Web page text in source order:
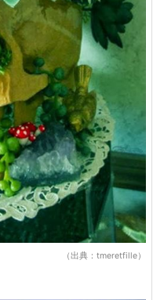
（出典：tmeretfille）